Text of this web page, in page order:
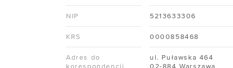
/ Monitoring SLA
/ GPU
/ Cennik
/ Baza
NIP 5213633306
KRS 0000858468
Adres do
korespondencji
ul. Puławska 464
02-884 Warszawa